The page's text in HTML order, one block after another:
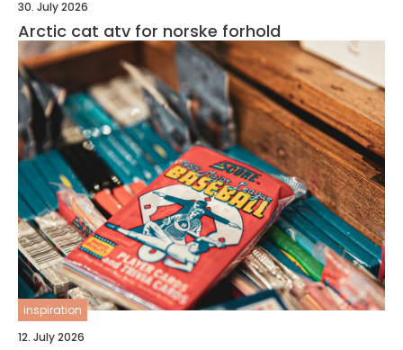
30. July 2026
Arctic cat atv for norske forhold
inspiration
12. July 2026